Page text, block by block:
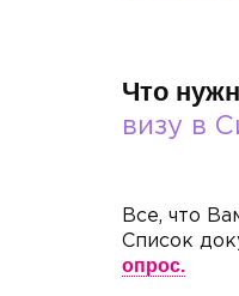
Что
визу в
Все, что
Список
опрос.